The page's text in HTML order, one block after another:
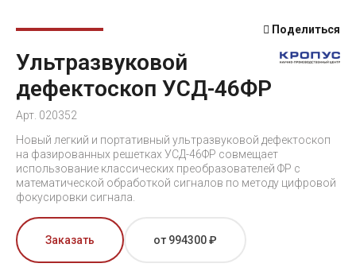
Поделиться
Ультразвуковой
дефектоскоп УСД-46ФР
Арт. 020352
Новый легкий и портативный ультразвуковой дефектоскоп
на фазированных решетках УСД-46ФР совмещает
использование классических преобразователей ФР с
математической обработкой сигналов по методу цифровой
фокусировки сигнала.
Заказать от 994300 ₽